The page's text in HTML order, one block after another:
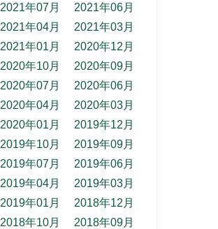
2021年07月
2021年06月
2021年04月
2021年03月
2021年01月
2020年12月
2020年10月
2020年09月
2020年07月
2020年06月
2020年04月
2020年03月
2020年01月
2019年12月
2019年10月
2019年09月
2019年07月
2019年06月
2019年04月
2019年03月
2019年01月
2018年12月
2018年10月
2018年09月